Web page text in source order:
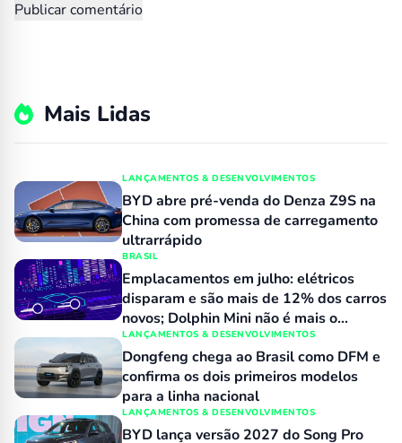
Mais Lidas
LANÇAMENTOS & DESENVOLVIMENTOS
BYD abre pré-venda do Denza Z9S na
China com promessa de carregamento
ultrarrápido
BRASIL
Emplacamentos em julho: elétricos
disparam e são mais de 12% dos carros
novos; Dolphin Mini não é mais o
número 1 no varejo
LANÇAMENTOS & DESENVOLVIMENTOS
Dongfeng chega ao Brasil como DFM e
confirma os dois primeiros modelos
para a linha nacional
LANÇAMENTOS & DESENVOLVIMENTOS
BYD lança versão 2027 do Song Pro